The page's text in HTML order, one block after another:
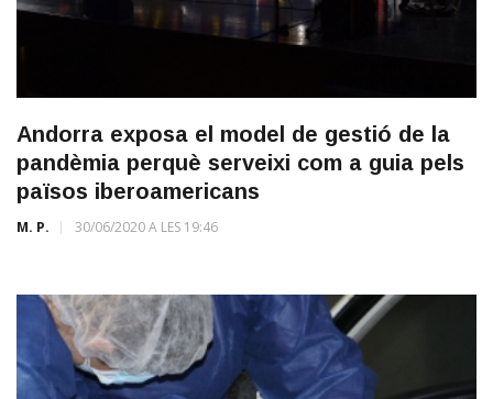
Andorra exposa el model de gestió de la
pandèmia perquè serveixi com a guia pels
països iberoamericans
M. P. 30/06/2020 A LES 19:46